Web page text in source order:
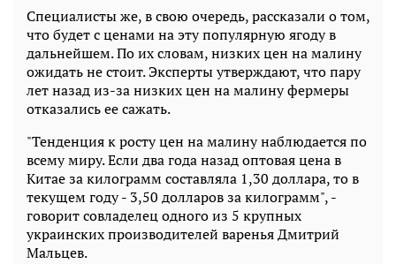
Специалисты же, в свою очередь, рассказали о том,
что будет с ценами на эту популярную ягоду в
дальнейшем. По их словам, низких цен на малину
ожидать не стоит. Эксперты утверждают, что пару
лет назад из-за низких цен на малину фермеры
отказались ее сажать.
"Тенденция к росту цен на малину наблюдается по
всему миру. Если два года назад оптовая цена в
Китае за килограмм составляла 1,30 доллара, то в
текущем году - 3,50 долларов за килограмм", -
говорит совладелец одного из 5 крупных
украинских производителей варенья Дмитрий
Мальцев.